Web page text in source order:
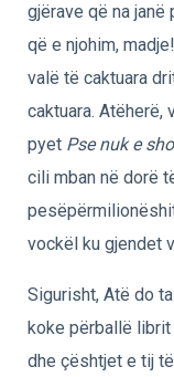
gjërave që na janë
që e njohim,
valë të caktuara
caktuara. Atëherë,
pyet Pse nuk e
cili mban në dorë
vockël ku gjendet
Sigurisht, Atë do
koke përballë
dhe çështjet e tij